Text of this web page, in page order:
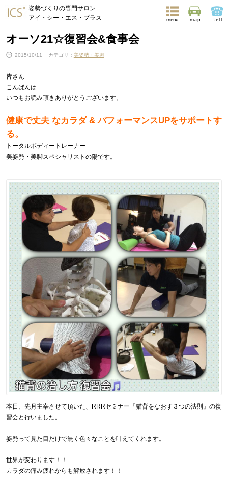
姿勢づくりの専門サロン
アイ・シー・エス・プラス
menu map tell
オーソ21☆復習会&食事会
2015/10/11 カテゴリ： 美姿勢・美脚
皆さん
こんばんは
いつもお読み頂きありがとうございます。
健康で丈夫 なカラダ & パフォーマンスUPをサポートす
る。
トータルボディートレーナー
美姿勢・美脚スペシャリストの陽です。
本日、先月主宰させて頂いた、RRRセミナー『猫背をなおす３つの法則』の復
習会と行いました。
姿勢って見た目だけで無く色々なことを叶えてくれます。
世界が変わります！！
カラダの痛み疲れからも解放されます！！